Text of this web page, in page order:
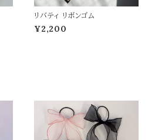
リバティ リボンゴム
¥2,200